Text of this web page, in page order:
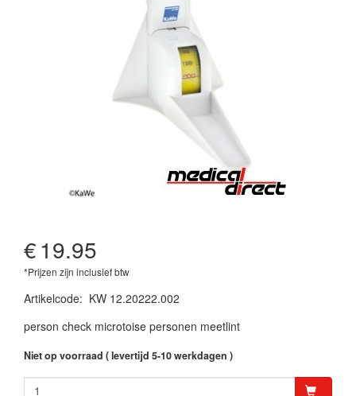
€19.95
*Prijzen zijn inclusief btw
Artikelcode: KW 12.20222.002
person check microtoise personen meetlint
Niet op voorraad ( levertijd 5-10 werkdagen )